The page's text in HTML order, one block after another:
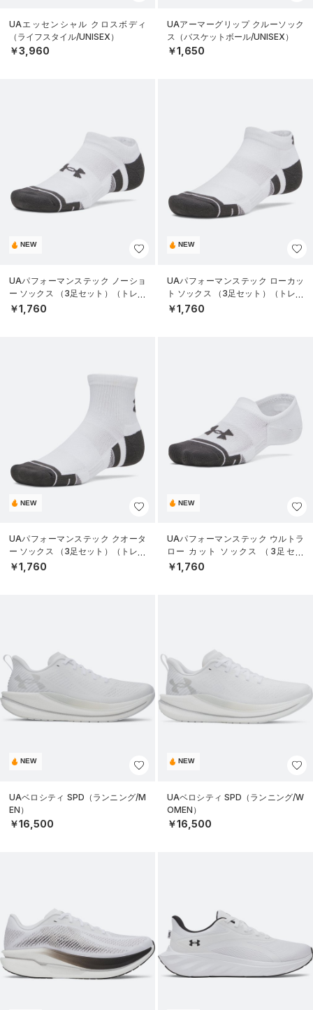
UAエッセンシャル クロスボディ
（ライフスタイル/UNISEX）
￥3,960
UAアーマーグリップ クルーソック
ス（バスケットボール/UNISEX）
￥1,650
NEW
UAパフォーマンステック ノーショ
ー ソックス （3足セット）（トレー
ニング/UNISEX）
￥1,760
NEW
UAパフォーマンステック ローカッ
ト ソックス （3足セット）（トレー
ニング/UNISEX）
￥1,760
NEW
UAパフォーマンステック クオータ
ー ソックス （3足セット）（トレー
ニング/UNISEX）
￥1,760
NEW
UAパフォーマンステック ウルトラ
ロー カット ソックス （3足セッ
ト）（トレーニング/UNISEX）
￥1,760
NEW
UAベロシティ SPD（ランニング/M
EN）
￥16,500
NEW
UAベロシティ SPD（ランニング/W
OMEN）
￥16,500